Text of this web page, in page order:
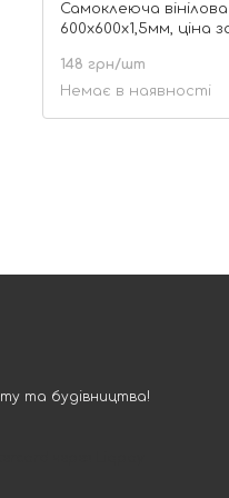
Самоклеюча
600х600х1,5мм, ціна
148 грн/шт
Немає в наявності
та будівництва!